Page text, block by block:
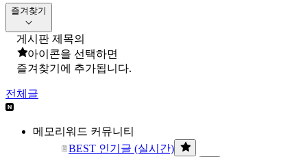
즐겨찾기
게시판 제목의
아이콘을 선택하면
즐겨찾기에 추가됩니다.
전체글
메모리워드 커뮤니티
BEST 인기글 (실시간)